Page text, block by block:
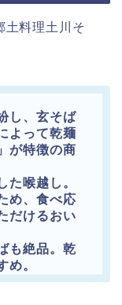
土料理土川そ
し、玄そば
よって乾麺
が特徴の商
た喉越し。
め、食べ応
だけるおい
も絶品。乾
め。